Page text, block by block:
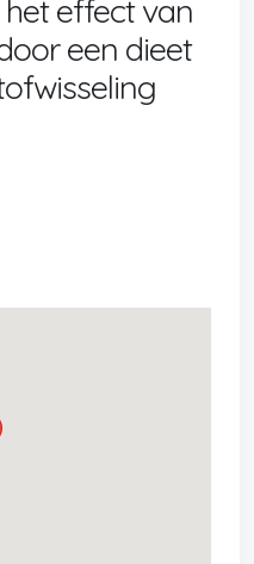
effect van
een dieet